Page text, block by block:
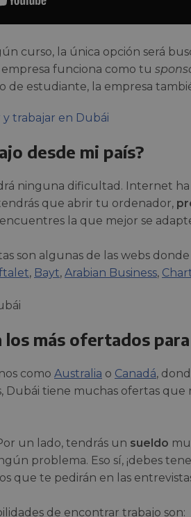
curso, la única opción será
empresa funciona como tu
de estudiante, la empresa
trabajar en Dubái
desde mi país?
ninguna dificultad. Internet
que abrir tu ordenador,
la que mejor se
son algunas de las webs
, Bayt, Arabian Business,
los más ofertados
como Australia o Canadá,
Dubái tiene muchas ofertas
un lado, tendrás un sueldo
problema. Eso sí, ¡debes
que te pedirán en las
de encontrar trabajo son: